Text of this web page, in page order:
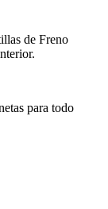
de Freno
para todo